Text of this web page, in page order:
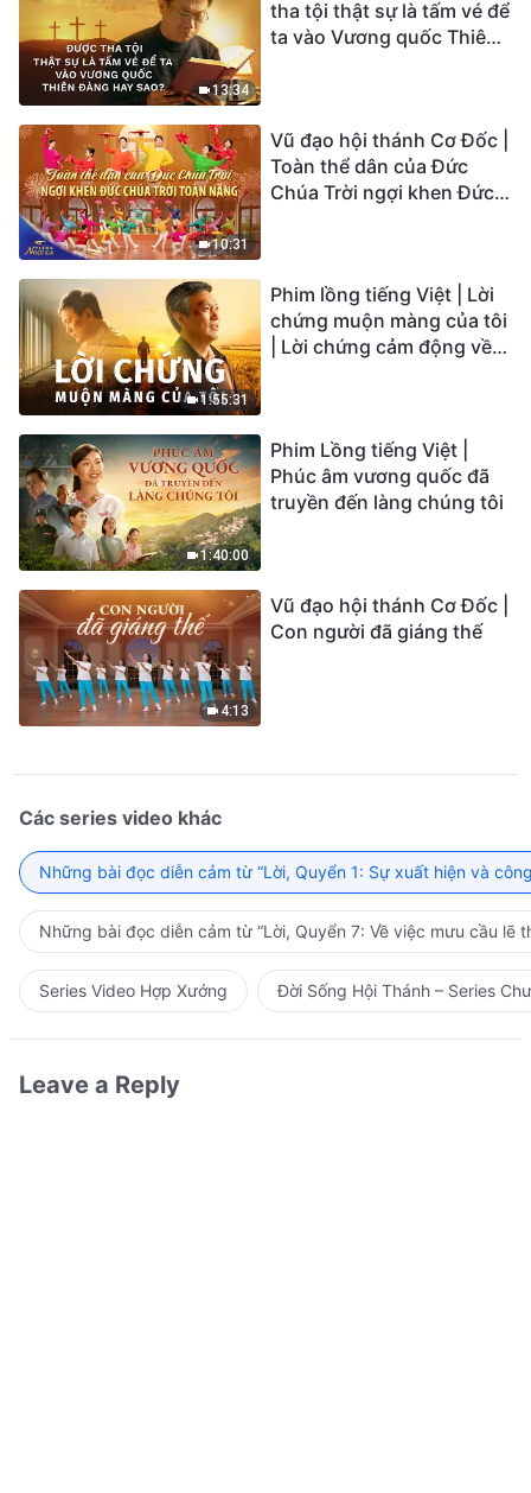
13:34
tha tội thật sự là tấm vé để
ta vào Vương quốc Thiên
10:31
Vũ đạo hội thánh Cơ Đốc |
Toàn thể dân của Đức
Chúa Trời ngợi khen Đức
1:55:31
Phim lồng tiếng Việt | Lời
chứng muộn màng của tôi
| Lời chứng cảm động về
1:40:00
Phim Lồng tiếng Việt |
Phúc âm vương quốc đã
truyền đến làng chúng tôi
4:13
Vũ đạo hội thánh Cơ Đốc |
Con người đã giáng thế
Các series video khác
Những bài đọc diễn cảm từ “Lời, Quyển 1: Sự xuất hiện và
Những bài đọc diễn cảm từ “Lời, Quyển 7: Về việc mưu cầu lẽ
Series Video Hợp Xướng Đời Sống Hội Thánh – Series
Leave a Reply